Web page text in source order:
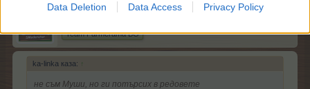
Data Deletion Data Access Privacy Policy
mushnu4ka
Team Farmerama BG
ka-linka каза: ↑
не съм Муши, но ги потърсих в редовете